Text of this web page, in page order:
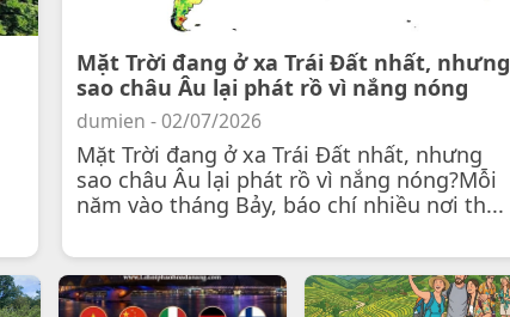
Mặt Trời đang ở xa Trái Đất nhất, nhưng
sao châu Âu lại phát rồ vì nắng nóng
dumien - 02/07/2026
Mặt Trời đang ở xa Trái Đất nhất, nhưng
sao châu Âu lại phát rồ vì nắng nóng?Mỗi
năm vào tháng Bảy, báo chí nhiều nơi th...